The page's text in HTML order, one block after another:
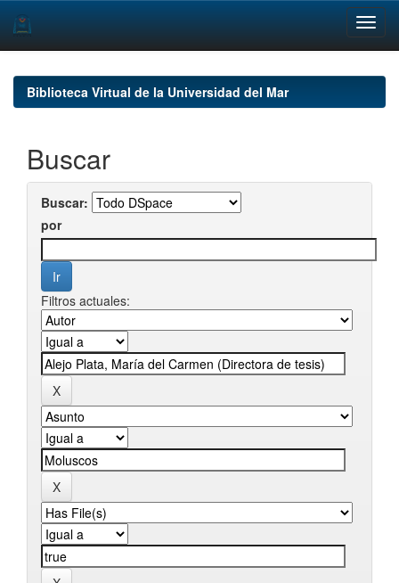
navigationBiblioteca Virtual de la Universidad del Mar
Buscar
Buscar:
por
Filtros actuales: